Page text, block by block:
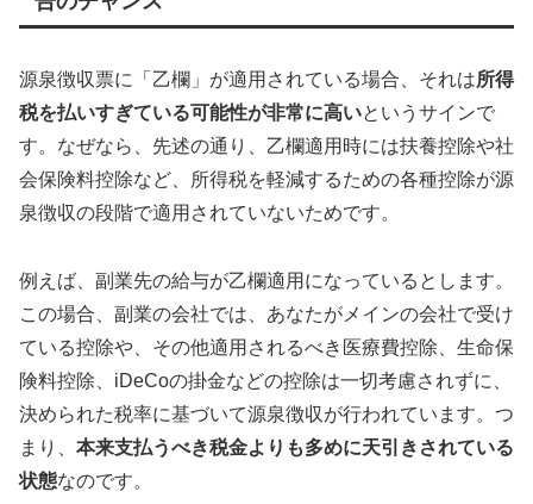
源泉徴収票に「乙欄」が適用されている場合、それは所得
税を払いすぎている可能性が非常に高いというサインで
す。なぜなら、先述の通り、乙欄適用時には扶養控除や社
会保険料控除など、所得税を軽減するための各種控除が源
泉徴収の段階で適用されていないためです。
例えば、副業先の給与が乙欄適用になっているとします。
この場合、副業の会社では、あなたがメインの会社で受け
ている控除や、その他適用されるべき医療費控除、生命保
険料控除、iDeCoの掛金などの控除は一切考慮されずに、
決められた税率に基づいて源泉徴収が行われています。つ
まり、 本来支払うべき税金よりも多めに天引きされている
状態なのです。